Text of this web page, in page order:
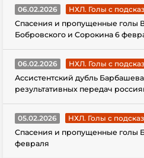
06.02.2026
НХЛ. Голы с
Спасения и пропущенные голы
Бобровского и Сорокина 6
06.02.2026
НХЛ. Голы с
Ассистентский дубль
результативных передач
05.02.2026
НХЛ. Голы с
Спасения и пропущенные голы
февраля